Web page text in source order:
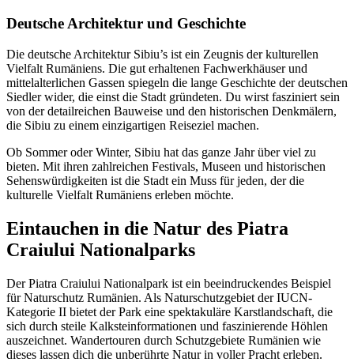
Deutsche Architektur und Geschichte
Die deutsche Architektur Sibiu’s ist ein Zeugnis der kulturellen
Vielfalt Rumäniens. Die gut erhaltenen Fachwerkhäuser und
mittelalterlichen Gassen spiegeln die lange Geschichte der deutschen
Siedler wider, die einst die Stadt gründeten. Du wirst fasziniert sein
von der detailreichen Bauweise und den historischen Denkmälern,
die Sibiu zu einem einzigartigen Reiseziel machen.
Ob Sommer oder Winter, Sibiu hat das ganze Jahr über viel zu
bieten. Mit ihren zahlreichen Festivals, Museen und historischen
Sehenswürdigkeiten ist die Stadt ein Muss für jeden, der die
kulturelle Vielfalt Rumäniens erleben möchte.
Eintauchen in die Natur des Piatra
Craiului Nationalparks
Der Piatra Craiului Nationalpark ist ein beeindruckendes Beispiel
für Naturschutz Rumänien. Als Naturschutzgebiet der IUCN-
Kategorie II bietet der Park eine spektakuläre Karstlandschaft, die
sich durch steile Kalksteinformationen und faszinierende Höhlen
auszeichnet. Wandertouren durch Schutzgebiete Rumänien wie
dieses lassen dich die unberührte Natur in voller Pracht erleben.